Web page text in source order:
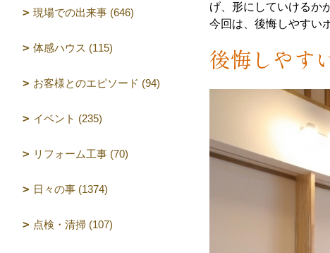
げ、形にしていけるか
今回は、後悔しやすい
後悔しやす
現場での出来事 (646)
体感ハウス (115)
お客様とのエピソード (94)
イベント (235)
リフォーム工事 (70)
日々の事 (1374)
点検・清掃 (107)